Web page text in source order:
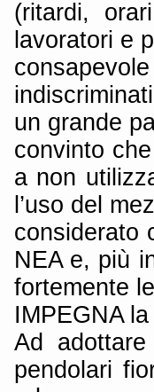
(ritardi,
lavoratori e
un grande
convinto
a non
l’uso del
considerato
NEA e, più
fortemente
IMPEGNA
Ad
pendolari